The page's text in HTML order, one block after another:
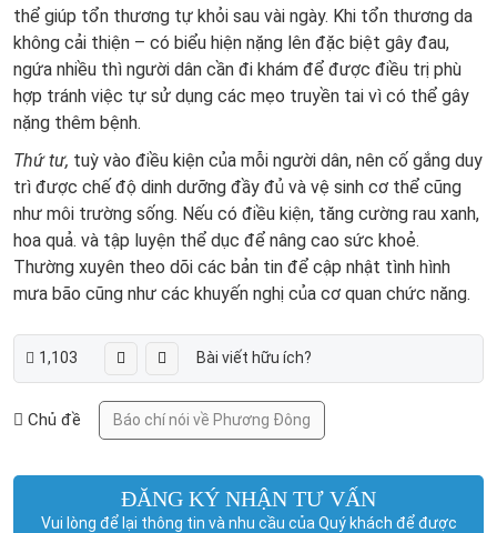
thể giúp tổn thương tự khỏi sau vài ngày. Khi tổn thương da
không cải thiện – có biểu hiện nặng lên đặc biệt gây đau,
ngứa nhiều thì người dân cần đi khám để được điều trị phù
hợp tránh việc tự sử dụng các mẹo truyền tai vì có thể gây
nặng thêm bệnh.
Thứ tư, tuỳ vào điều kiện của mỗi người dân, nên cố gắng duy
trì được chế độ dinh dưỡng đầy đủ và vệ sinh cơ thể cũng
như môi trường sống. Nếu có điều kiện, tăng cường rau xanh,
hoa quả. và tập luyện thể dục để nâng cao sức khoẻ.
Thường xuyên theo dõi các bản tin để cập nhật tình hình
mưa bão cũng như các khuyến nghị của cơ quan chức năng.
1,103 Bài viết hữu ích?
Chủ đề Báo chí nói về Phương Đông
ĐĂNG KÝ NHẬN TƯ VẤN
Vui lòng để lại thông tin và nhu cầu của Quý khách để được